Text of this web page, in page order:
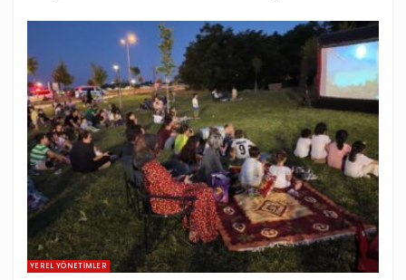
YEREL YÖNETIMLER